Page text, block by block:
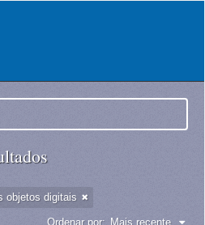
objetos digitais
Ordenar por: Mais recente